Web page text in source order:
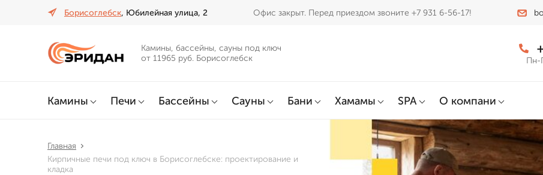
Борисоглебск, Юбилейная улица, 2 Офис закрыт. Перед приездом звоните +7 931 6-56-17!
Камины, бассейны, сауны под ключ
от 11965 руб. Борисоглебск
Пн-
Камины Печи Бассейны Сауны Бани Хамамы SPA О компани
Главная
Кирпичные печи под ключ в Борисоглебске: проектирование и
кладка